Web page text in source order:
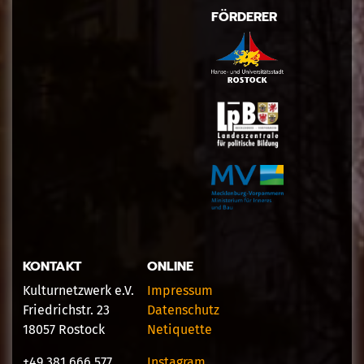
FÖRDERER
KONTAKT
Kulturnetzwerk e.V.
Friedrichstr. 23
18057 Rostock
ONLINE
Impressum
Datenschutz
Netiquette